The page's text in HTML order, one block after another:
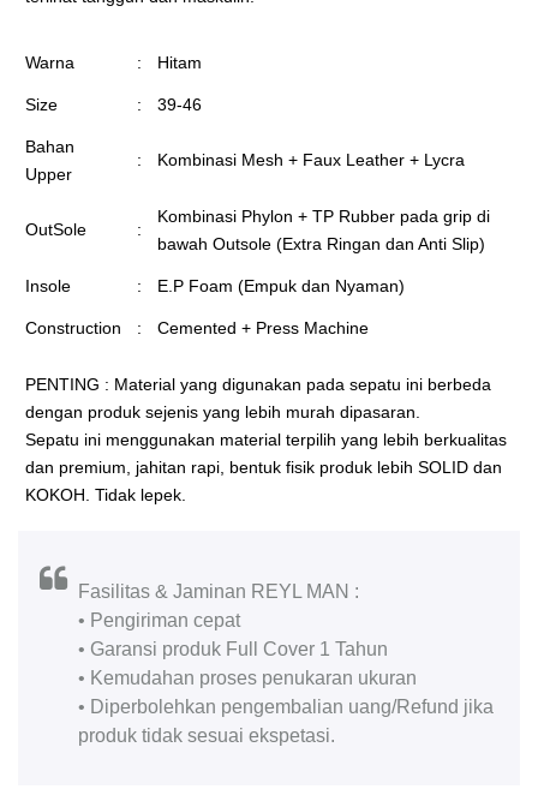
Warna : Hitam
Size : 39-46
Bahan
Upper
: Kombinasi Mesh + Faux Leather + Lycra
OutSole :
Kombinasi Phylon + TP Rubber pada grip di
bawah Outsole (Extra Ringan dan Anti Slip)
Insole : E.P Foam (Empuk dan Nyaman)
Construction : Cemented + Press Machine
PENTING : Material yang digunakan pada sepatu ini berbeda
dengan produk sejenis yang lebih murah dipasaran.
Sepatu ini menggunakan material terpilih yang lebih berkualitas
dan premium, jahitan rapi, bentuk fisik produk lebih SOLID dan
KOKOH. Tidak lepek.
Fasilitas & Jaminan REYL MAN :
• Pengiriman cepat
• Garansi produk Full Cover 1 Tahun
• Kemudahan proses penukaran ukuran
• Diperbolehkan pengembalian uang/Refund jika
produk tidak sesuai ekspetasi.